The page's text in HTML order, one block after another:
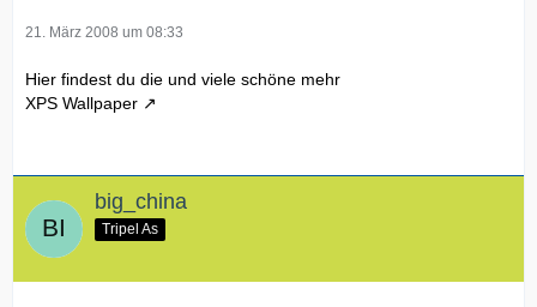
21. März 2008 um 08:33
Hier findest du die und viele schöne mehr
XPS Wallpaper
big_china
Tripel As